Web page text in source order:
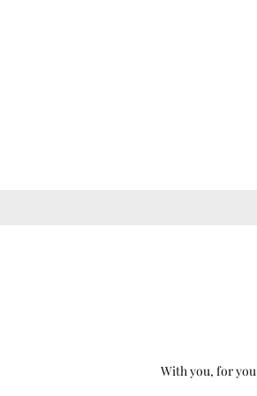
With you, for you